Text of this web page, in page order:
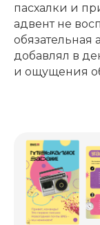
пасхалки и
адвент не
обязательная
добавлял в
и ощущения